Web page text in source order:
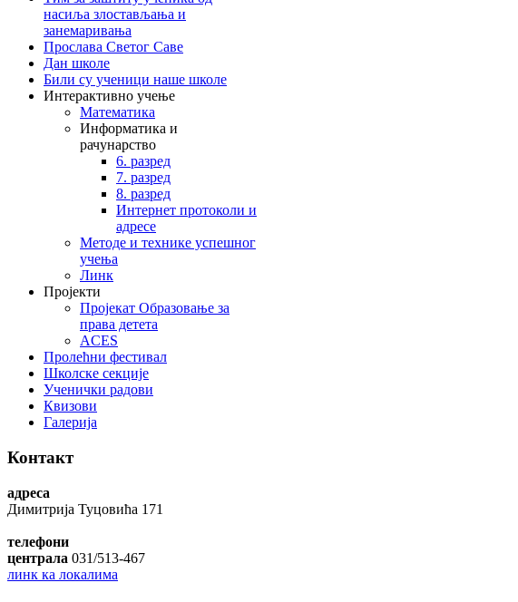
насиља злостављања и
занемаривања
Прослава Светог Саве
Дан школе
Били су ученици наше школе
Интерактивно учење
Математика
Информатика и
рачунарство
6. разред
7. разред
8. разред
Интернет протоколи и
адресе
Методе и технике успешног
учења
Линк
Пројекти
Пројекат Образовање за
права детета
ACES
Пролећни фестивал
Школске секције
Ученички радови
Квизови
Галерија
Контакт
адреса
Димитрија Туцовића 171
телефони
централа 031/513-467
линк ка локалима